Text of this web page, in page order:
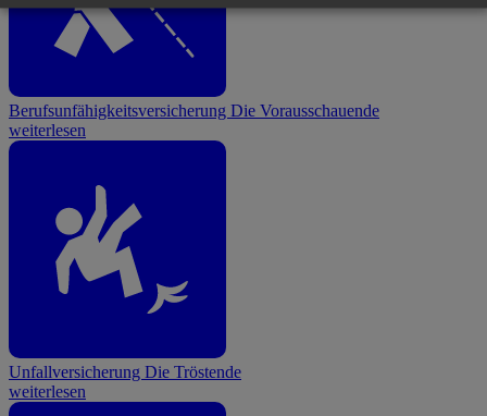
Berufsunfähigkeitsversicherung Die Vorausschauende
weiterlesen
Unfallversicherung Die Tröstende
weiterlesen